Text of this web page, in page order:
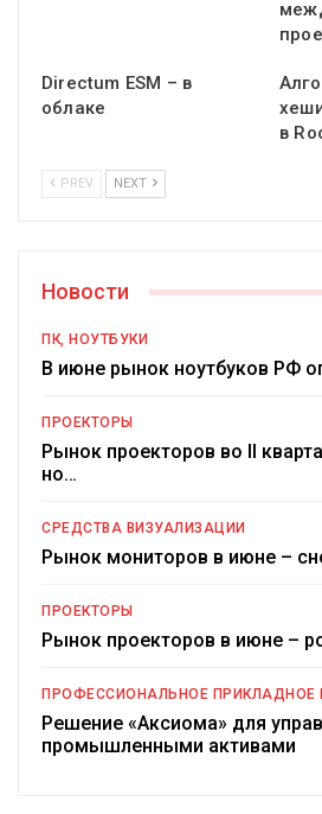
Directum ESM – в
облаке
в
PREV NEXT
Новости
ПК, НОУТБУКИ
В июне рынок ноутбуков РФ
ПРОЕКТОРЫ
Рынок проекторов во II
но…
СРЕДСТВА ВИЗУАЛИЗАЦИИ
Рынок мониторов в июне –
ПРОЕКТОРЫ
Рынок проекторов в июне –
ПРОФЕССИОНАЛЬНОЕ ПРИКЛАДНОЕ
Решение «Аксиома» для
промышленными активами